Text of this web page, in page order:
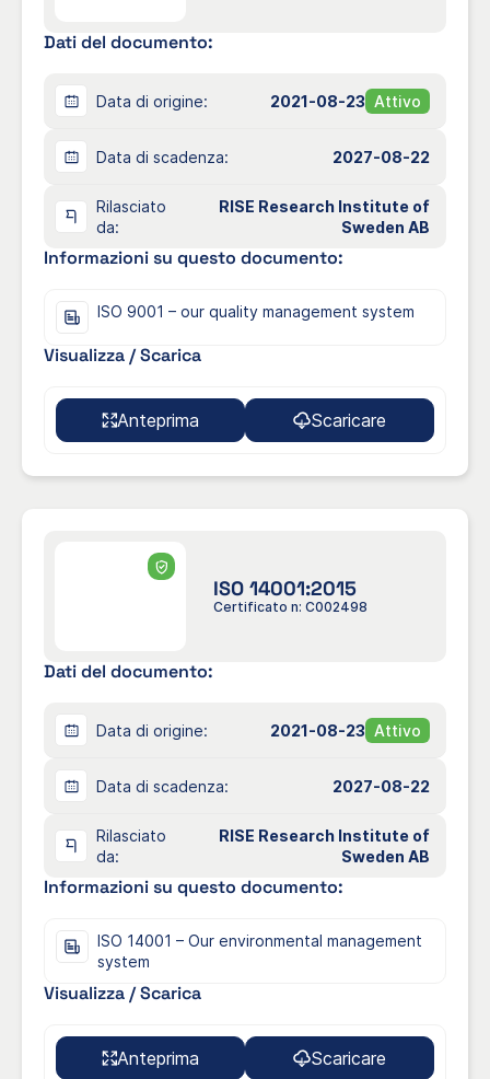
At Stålprofil, we develop, produce, and deliver a
Dati del documento:
Data di origine: 2021-08-23 Attivo
Data di scadenza: 2027-08-22
Rilasciato
da:
RISE Research Institute of
Sweden AB
Informazioni su questo documento:
ISO 9001 – our quality management system
Visualizza / Scarica
Anteprima Scaricare
ISO 14001:2015
Certificato n: C002498
Dati del documento:
Data di origine: 2021-08-23 Attivo
Data di scadenza: 2027-08-22
Rilasciato
da:
RISE Research Institute of
Sweden AB
Informazioni su questo documento:
ISO 14001 – Our environmental management
system
Visualizza / Scarica
Anteprima Scaricare